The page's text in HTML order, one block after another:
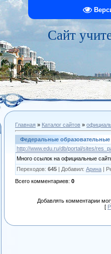
Сайт
Главная » Каталог сайтов »
Федеральные
http://www.edu.ru/db/portal/sites/
Много ссылок на официальные
Переходов: 645 | Добавил: Арина |
Всего комментариев: 0
Добавлять комментарии
[